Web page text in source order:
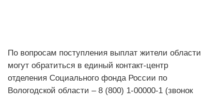
По вопросам поступления выплат жители области
могут обратиться в единый контакт-центр
отделения Социального фонда России по
Вологодской области – 8 (800) 1-00000-1 (звонок